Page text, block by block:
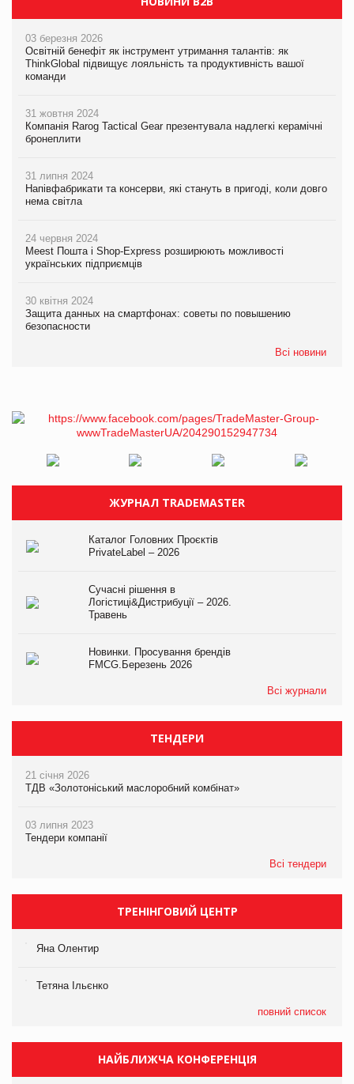
03 березня 2026
Освітній бенефіт як інструмент утримання талантів: як
ThinkGlobal підвищує лояльність та продуктивність вашої
команди
31 жовтня 2024
Компанія Rarog Tactical Gear презентувала надлегкі керамічні
бронеплити
31 липня 2024
Напівфабрикати та консерви, які стануть в пригоді, коли довго
нема світла
24 червня 2024
Meest Пошта і Shop-Express розширюють можливості
українських підприємців
30 квітня 2024
Защита данных на смартфонах: советы по повышению
безопасности
Всі новини
ЖУРНАЛ TRADEMASTER
Каталог Головних Проєктів
PrivateLabel – 2026
Сучасні рішення в
Логістиці&Дистрибуції – 2026.
Травень
Новинки. Просування брендів
FMCG.Березень 2026
Всі журнали
ТЕНДЕРИ
21 січня 2026
ТДВ «Золотоніський маслоробний комбінат»
03 липня 2023
Тендери компанії
Всі тендери
ТРЕНІНГОВИЙ ЦЕНТР
Яна Олентир
Тетяна Ільєнко
повний список
НАЙБЛИЖЧА КОНФЕРЕНЦІЯ